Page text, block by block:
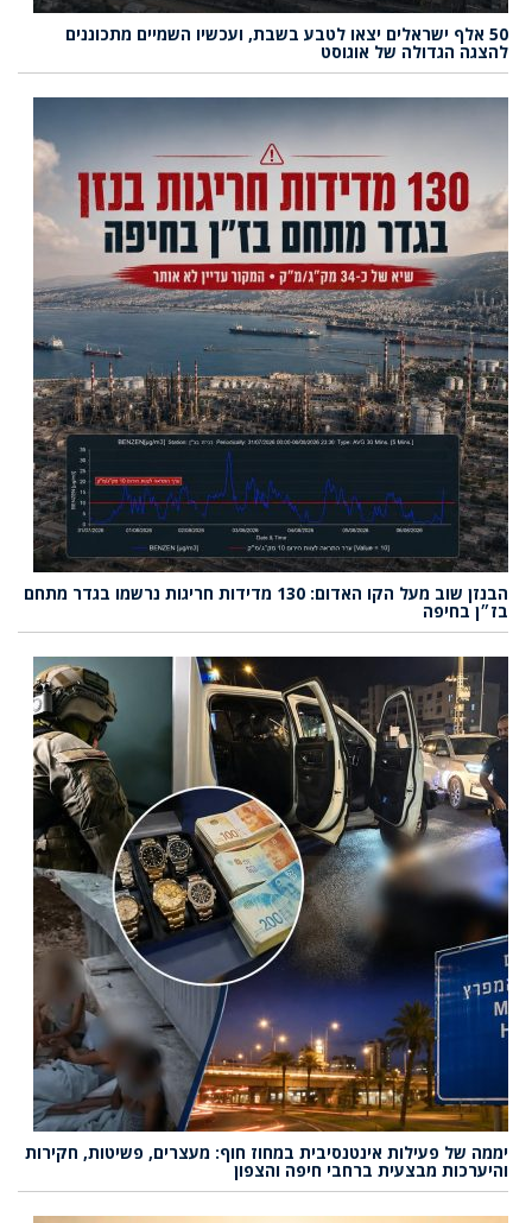
50 אלף ישראלים יצאו לטבע בשבת, ועכשיו השמיים מתכוננים
להצגה הגדולה של אוגוסט
הבנזן שוב מעל הקו האדום: 130 מדידות חריגות נרשמו בגדר מתחם
בז״ן בחיפה
יממה של פעילות אינטנסיבית במחוז חוף: מעצרים, פשיטות, חקירות
והיערכות מבצעית ברחבי חיפה והצפון